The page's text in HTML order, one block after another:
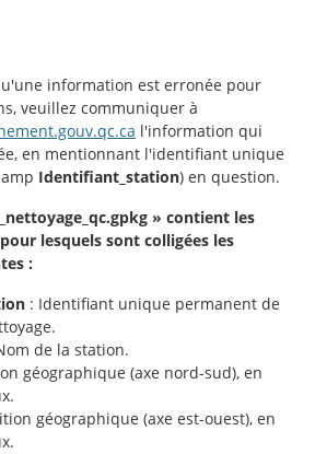
information est erronée pour
veuillez communiquer à
l'information qui
en mentionnant l'identifiant unique
Identifiant_station) en question.
» contient les
lesquels sont colligées les
:
: Identifiant unique permanent de
de la station.
géographique (axe nord-sud), en
géographique (axe est-ouest), en